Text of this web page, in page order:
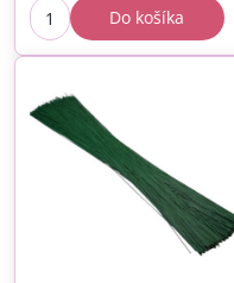
Do košíka